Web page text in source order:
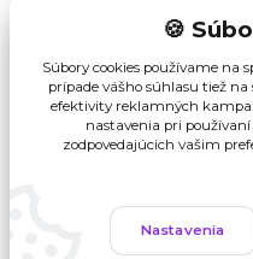
🍪
Súbory cookies používame na
prípade vášho súhlasu tiež
efektivity reklamných
nastavenia pri
zodpovedajúcich vašim
Nastavenia